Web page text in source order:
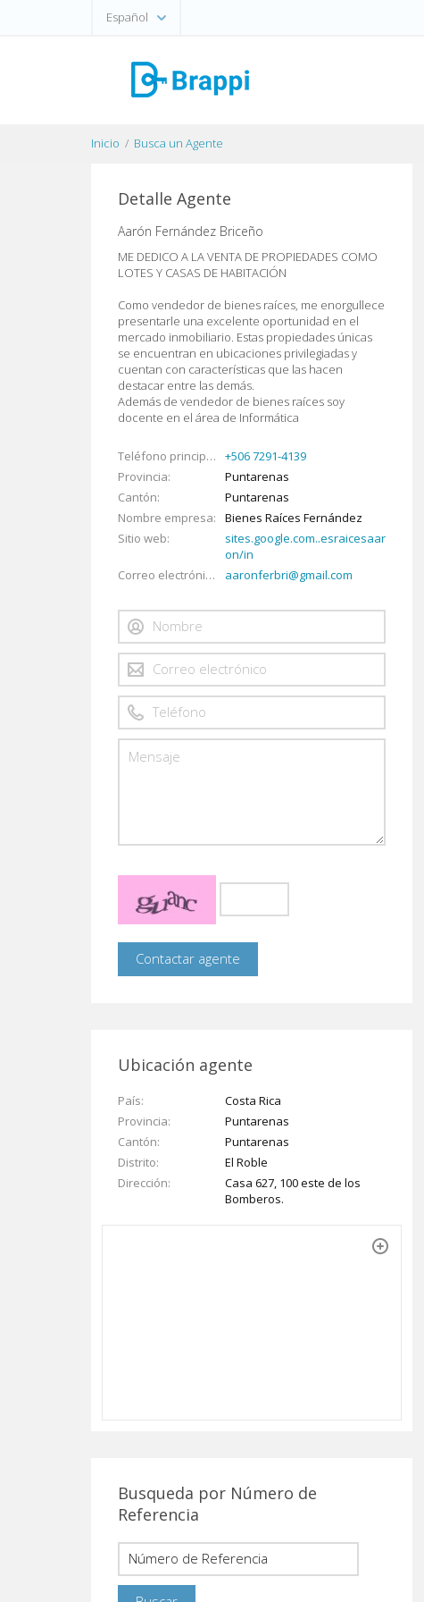
Español
Inicio Busca un Agente
Detalle Agente
Aarón Fernández Briceño
ME DEDICO A LA VENTA DE PROPIEDADES COMO
LOTES Y CASAS DE HABITACIÓN
Como vendedor de bienes raíces, me enorgullece
presentarle una excelente oportunidad en el
mercado inmobiliario. Estas propiedades únicas
se encuentran en ubicaciones privilegiadas y
cuentan con características que las hacen
destacar entre las demás.
Además de vendedor de bienes raíces soy
docente en el área de Informática
Teléfono principal
+506 7291-4139
Provincia
Puntarenas
Cantón
Puntarenas
Nombre empresa
Bienes Raíces Fernández
Sitio web
sites.google.com..esraicesaar
on/in
Correo electrónico
aaronferbri@gmail.com
Ubicación agente
País
Costa Rica
Provincia
Puntarenas
Cantón
Puntarenas
Distrito
El Roble
Dirección
Casa 627, 100 este de los
Bomberos.
Busqueda por Número de
Referencia